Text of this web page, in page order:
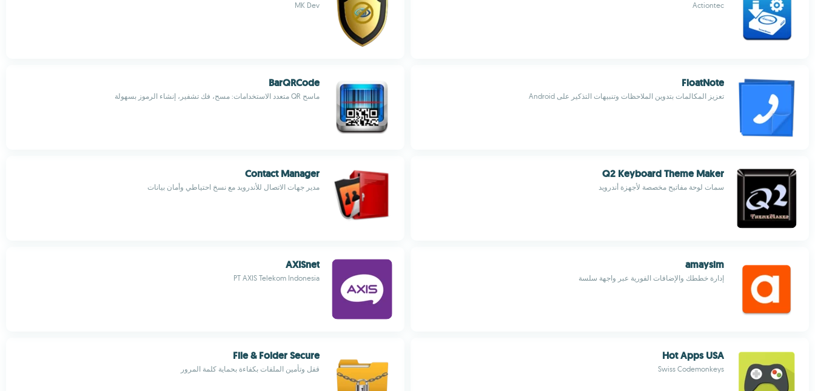
Actiontec
MK Dev
FloatNote
تعزيز المكالمات بتدوين الملاحظات وتنبيهات التذكير على Android
BarQRCode
ماسح QR متعدد الاستخدامات: مسح، فك تشفير، إنشاء الرموز بسهولة
Q2 Keyboard Theme Maker
سمات لوحة مفاتيح مخصصة لأجهزة أندرويد
Contact Manager
مدير جهات الاتصال للأندرويد مع نسخ احتياطي وأمان بيانات
amaysim
إدارة خططك والإضافات الفورية عبر واجهة سلسة
AXISnet
PT AXIS Telekom Indonesia
Hot Apps USA
Swiss Codemonkeys
File & Folder Secure
قفل وتأمين الملفات بكفاءة بحماية كلمة المرور